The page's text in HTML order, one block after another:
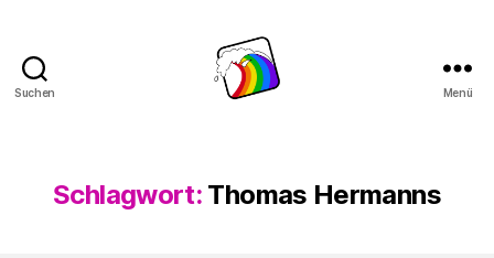
Suchen Menü
Schlagwort: Thomas Hermanns